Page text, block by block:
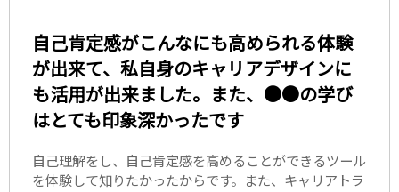
自己肯定感がこんなにも高められる体験
が出来て、私自身のキャリアデザインに
も活用が出来ました。また、●●の学び
はとても印象深かったです
自己理解をし、自己肯定感を高めることができるツール
を体験して知りたかったからです。また、キャリアトラ